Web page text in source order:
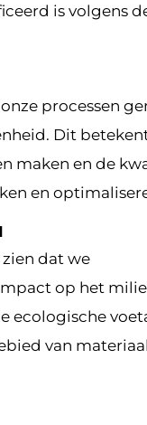
is volgens
processen
Dit
maken en de
en
dat we
op het
ecologische
van